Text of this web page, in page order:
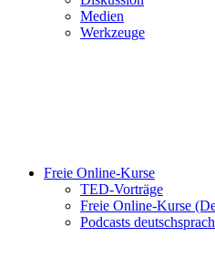
Medien
Werkzeuge
Freie Online-Kurse
TED-Vorträge
Freie Online-Kurse
Podcasts